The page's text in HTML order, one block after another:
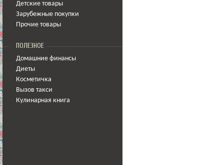
Детские товары
Зарубежные покупки
Прочие товары
ПОЛЕЗНОЕ
Домашние финансы
Диеты
Косметичка
Вызов такси
Кулинарная книга